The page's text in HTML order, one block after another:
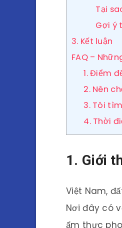
Tại
Gợi ý
3. Kết luận
FAQ –
1. Điểm
2. Nên
3. Tôi
4. Thời
1. Giới
Việt Nam,
Nơi đây có
ẩm thực